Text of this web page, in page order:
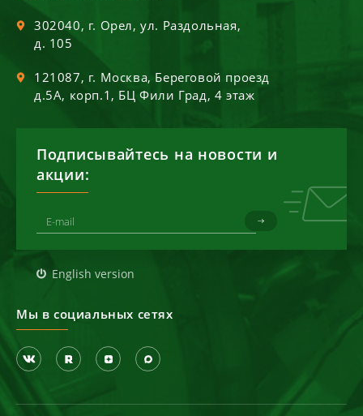
302040, г. Орел,ул. Раздольная,
д. 105
121087, г. Москва, Береговой проезд
д.5А, корп.1, БЦ Фили Град, 4 этаж
Подписывайтесь на новости и
акции:
English version
Мы в социальных сетях